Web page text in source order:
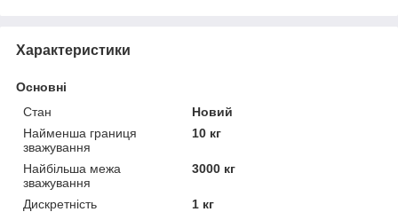
Характеристики
Основні
Стан
Новий
Найменша границя
зважування
10 кг
Найбільша межа
зважування
3000 кг
Дискретність
1 кг